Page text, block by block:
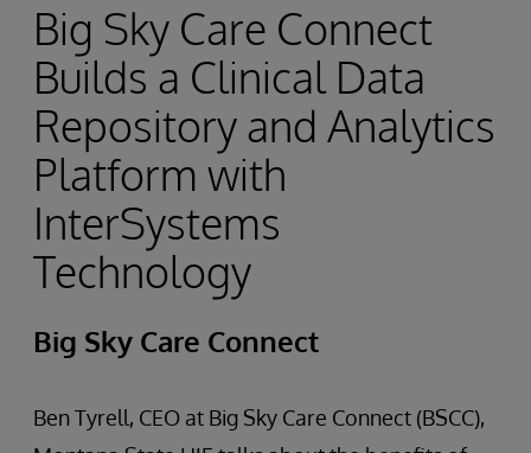
Big Sky Care Connect
Builds a Clinical Data
Repository and Analytics
Platform with
InterSystems
Technology
Big Sky Care Connect
Ben Tyrell, CEO at Big Sky Care Connect (BSCC),